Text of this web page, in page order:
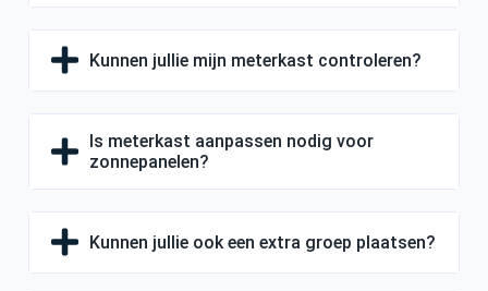
Kunnen jullie mijn meterkast controleren?
Is meterkast aanpassen nodig voor
zonnepanelen?
Kunnen jullie ook een extra groep plaatsen?